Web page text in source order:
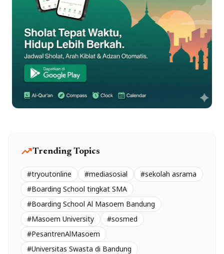
trending_upTrending Topics
#tryoutonline #mediasosial
#sekolah asrama
#Boarding School tingkat SMA
#Boarding School Al Masoem Bandung
#Masoem University
#sosmed
#PesantrenAlMasoem
#Universitas Swasta di Bandung